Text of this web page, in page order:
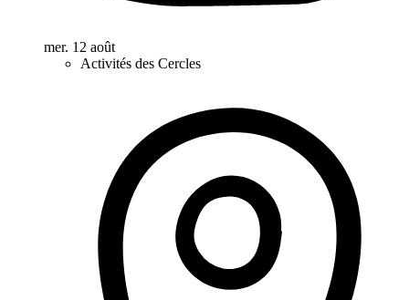
mer. 12 août
Activités des Cercles